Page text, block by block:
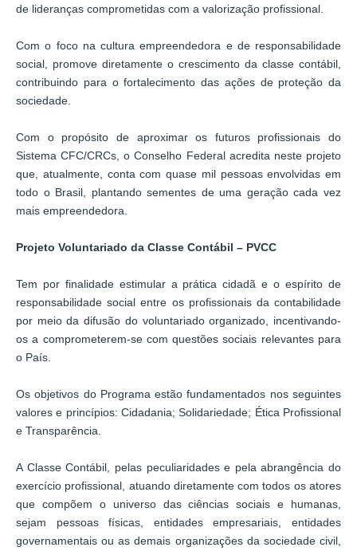
de lideranças comprometidas com a valorização profissional.
Com o foco na cultura empreendedora e de responsabilidade
social, promove diretamente o crescimento da classe contábil,
contribuindo para o fortalecimento das ações de proteção da
sociedade.
Com o propósito de aproximar os futuros profissionais do
Sistema CFC/CRCs, o Conselho Federal acredita neste projeto
que, atualmente, conta com quase mil pessoas envolvidas em
todo o Brasil, plantando sementes de uma geração cada vez
mais empreendedora.
Projeto Voluntariado da Classe Contábil – PVCC
Tem por finalidade estimular a prática cidadã e o espírito de
responsabilidade social entre os profissionais da contabilidade
por meio da difusão do voluntariado organizado, incentivando-
os a comprometerem-se com questões sociais relevantes para
o País.
Os objetivos do Programa estão fundamentados nos seguintes
valores e princípios: Cidadania; Solidariedade; Ética Profissional
e Transparência.
A Classe Contábil, pelas peculiaridades e pela abrangência do
exercício profissional, atuando diretamente com todos os atores
que compõem o universo das ciências sociais e humanas,
sejam pessoas físicas, entidades empresariais, entidades
governamentais ou as demais organizações da sociedade civil,